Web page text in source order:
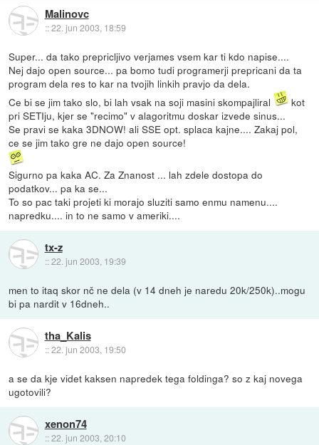
Malinovc
::22. jun 2003, 18:59
Super... da tako prepricljivo verjames vsem kar ti kdo napise....
Nej dajo open source... pa bomo tudi programerji prepricani da ta
program dela res to kar na tvojih linkih pravjo da dela.
Ce bi se jim tako slo, bi lah vsak na soji masini skompajliral
kot
pri SETIju, kjer se "recimo" v alagoritmu doskar izvede sinus...
Se pravi se kaka 3DNOW! ali SSE opt. splaca kajne.... Zakaj pol,
ce se jim tako gre ne dajo open source!
Sigurno pa kaka AC. Za Znanost ... lah zdele dostopa do
podatkov... pa ka se...
To so pac taki projeti ki morajo sluziti samo enmu namenu....
napredku.... in to ne samo v ameriki....
tx-z
::22. jun 2003, 19:39
men to itaq skor nč ne dela (v 14 dneh je naredu 20k/250k)..mogu
bi pa nardit v 16dneh..
tha_Kalis
::22. jun 2003, 19:50
a se da kje videt kaksen napredek tega foldinga? so z kaj novega
ugotovili?
xenon74
::22. jun 2003, 20:10